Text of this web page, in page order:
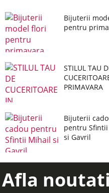
Bijuterii
pentru
STILUL TAU
PRIMAVARA
Bijuterii
pentru
si Gavril
Afla